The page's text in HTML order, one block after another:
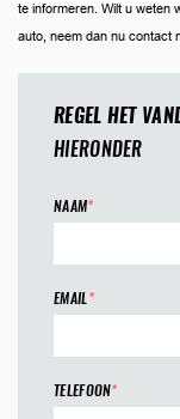
te informeren. Wilt u weten
auto, neem dan nu contact
REGEL HET
HIERONDER
NAAM*
EMAIL*
TELEFOON*